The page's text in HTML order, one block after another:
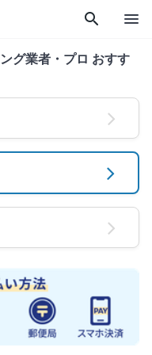
search menu
グ業者・プロ おすす